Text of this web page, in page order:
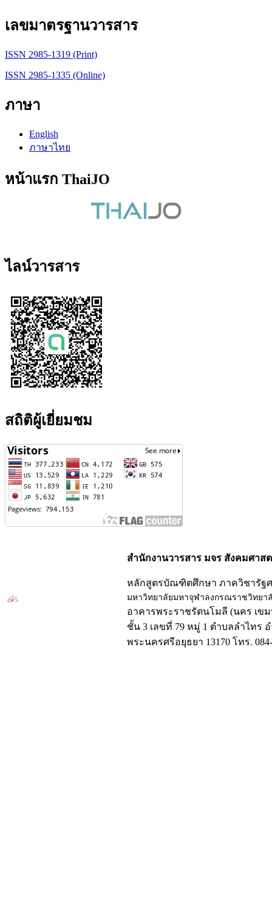
เลขมาตรฐานวารสาร
ISSN 2985-1319 (Print)
ISSN 2985-1335 (Online)
ภาษา
English
ภาษาไทย
หน้าแรก ThaiJO
ไลน์วารสาร
สถิติผู้เยี่ยมชม
สำนักงานวารสาร มจร สังคมศาส
หลักสูตรบัณฑิตศึกษา ภาควิชารัฐ
มหาวิทยาลัยมหาจุฬาลงกรณราชวิทยา
อาคารพระราชรัตนโมลี (นคร เข
ชั้น 3 เลขที่ 79 หมู่ 1 ตำบลลำไทร
พระนครศรีอยุธยา 13170 โทร. 084-